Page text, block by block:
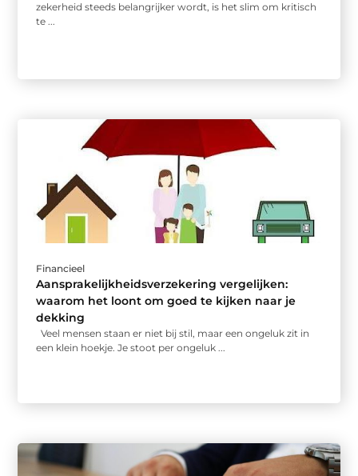
zekerheid steeds belangrijker wordt, is het slim om kritisch
te ...
Financieel
Aansprakelijkheidsverzekering vergelijken:
waarom het loont om goed te kijken naar je
dekking
Veel mensen staan er niet bij stil, maar een ongeluk zit in
een klein hoekje. Je stoot per ongeluk ...